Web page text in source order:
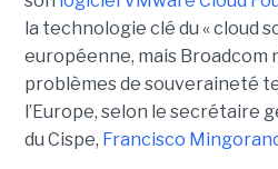
la technologie clé du « cloud
européenne, mais Broadcom
problèmes de souveraineté
l’Europe, selon le secrétaire
du Cispe, Francisco